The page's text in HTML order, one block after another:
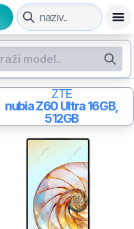
ZTE
nubia Z60 Ultra16GB,
512GB